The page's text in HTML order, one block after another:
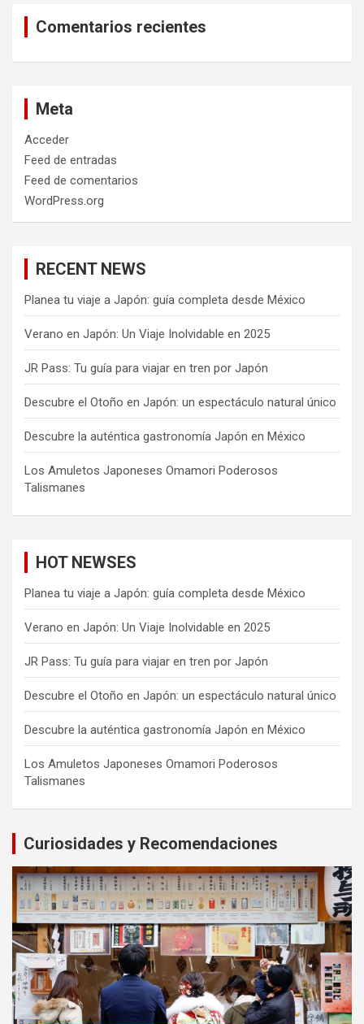
Comentarios recientes
Meta
Acceder
Feed de entradas
Feed de comentarios
WordPress.org
RECENT NEWS
Planea tu viaje a Japón: guía completa desde México
Verano en Japón: Un Viaje Inolvidable en 2025
JR Pass: Tu guía para viajar en tren por Japón
Descubre el Otoño en Japón: un espectáculo natural único
Descubre la auténtica gastronomía Japón en México
Los Amuletos Japoneses Omamori Poderosos
Talismanes
HOT NEWSES
Planea tu viaje a Japón: guía completa desde México
Verano en Japón: Un Viaje Inolvidable en 2025
JR Pass: Tu guía para viajar en tren por Japón
Descubre el Otoño en Japón: un espectáculo natural único
Descubre la auténtica gastronomía Japón en México
Los Amuletos Japoneses Omamori Poderosos
Talismanes
Curiosidades y Recomendaciones